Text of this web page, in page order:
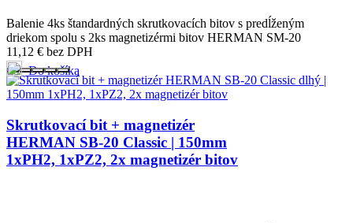
Balenie 4ks štandardných skrutkovacích bitov s predĺženým
driekom spolu s 2ks magnetizérmi bitov HERMAN SM-20
11,12 € bez DPH
Do košíka
Skrutkovací bit + magnetizér
HERMAN SB-20 Classic | 150mm
1xPH2, 1xPZ2, 2x magnetizér bitov